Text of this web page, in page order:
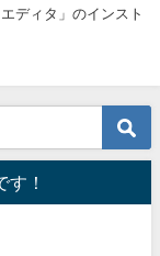
ディタ」のインスト
！